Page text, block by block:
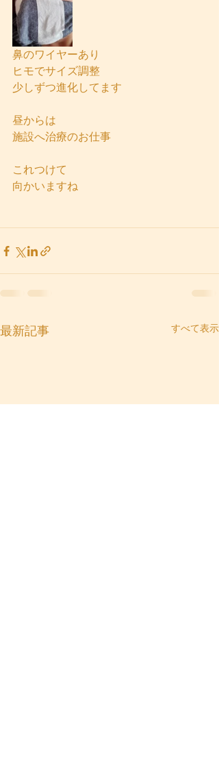
鼻のワイヤーあり
ヒモでサイズ調整
少しずつ進化してます
昼からは
施設へ治療のお仕事
これつけて
向かいますね
最新記事 すべて表示